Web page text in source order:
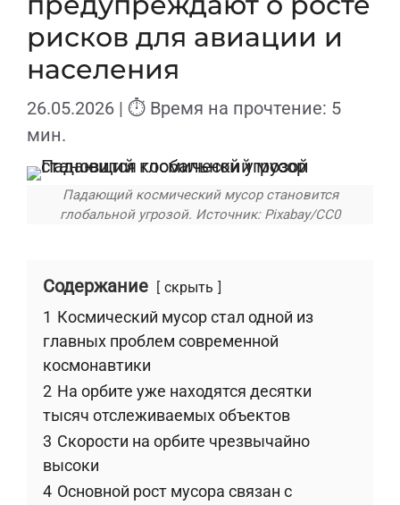
рисков для авиации и
населения
26.05.2026 | ⏱ Время на прочтение: 5
мин.
Падающий космический мусор становится
глобальной угрозой. Источник: Pixabay/CC0
Содержание скрыть
1 Космический мусор стал одной из
главных проблем современной
космонавтики
2 На орбите уже находятся десятки
тысяч отслеживаемых объектов
3 Скорости на орбите чрезвычайно
высоки
4 Основной рост мусора связан с